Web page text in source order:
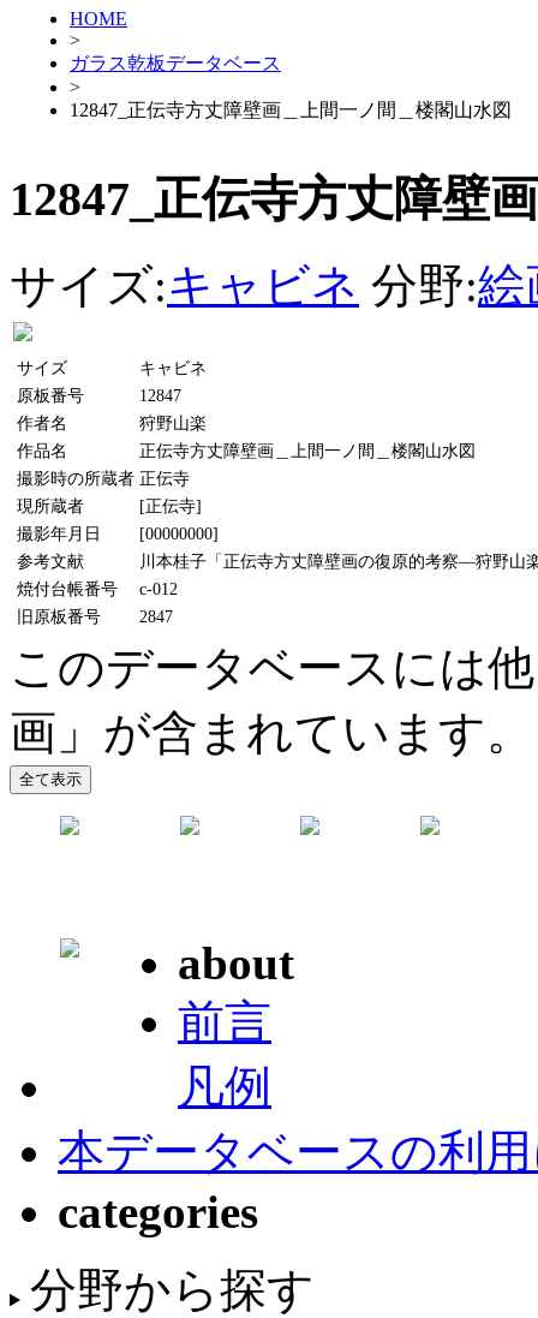
HOME
>
ガラス乾板データベース
>
12847_正伝寺方丈障壁画＿上間一ノ間＿楼閣山水図
12847_正伝寺方丈障壁
サイズ:キャビネ 分野:絵
サイズ
キャビネ
原板番号
12847
作者名
狩野山楽
作品名
正伝寺方丈障壁画＿上間一ノ間＿楼閣山水図
撮影時の所蔵者 正伝寺
現所蔵者
[正伝寺]
撮影年月日
[00000000]
参考文献
川本桂子「正伝寺方丈障壁画の復原的考察―狩野山
焼付台帳番号
c-012
旧原板番号
2847
このデータベースには
画」が含まれています。
about
前言
凡例
本データベースの利
categories
分野から探す